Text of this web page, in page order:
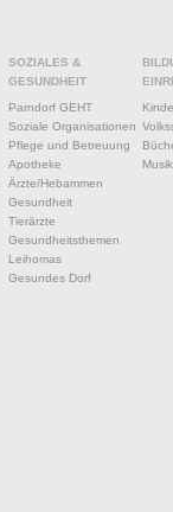
SOZIALES &
GESUNDHEIT
Parndorf GEHT
Soziale Organisationen
Pflege und Betreuung
Apotheke
Ärzte/Hebammen
Gesundheit
Tierärzte
Gesundheitsthemen
Leihomas
Gesundes Dorf